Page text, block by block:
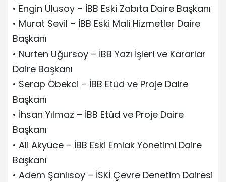
• Engin Ulusoy – İBB Eski Zabıta Daire Başkanı
• Murat Sevil – İBB Eski Mali Hizmetler Daire
Başkanı
• Nurten Uğursoy – İBB Yazı İşleri ve Kararlar
Daire Başkanı
• Serap Öbekci – İBB Etüd ve Proje Daire
Başkanı
• İhsan Yılmaz – İBB Etüd ve Proje Daire
Başkanı
• Ali Akyüce – İBB Eski Emlak Yönetimi Daire
Başkanı
• Adem Şanlısoy – İSKİ Çevre Denetim Dairesi